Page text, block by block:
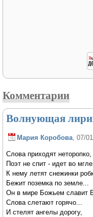
Комментарии
Волнующая
Мария Коробова , 07/
Слова приходят неторопко,
Поэт не спит - идет во
К нему летят снежинки
Бежит поземка по земле...
Он в мире Божьем славит
Слова слетают горячо...
И стелят ангелы дорогу,